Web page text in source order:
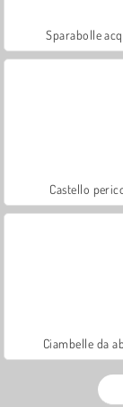
Sparabolle
Castello
Ciambelle da